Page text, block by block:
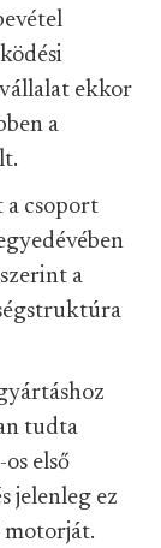
ekkor
a
a csoport
a
tudta
első
jelenleg ez
motorját.